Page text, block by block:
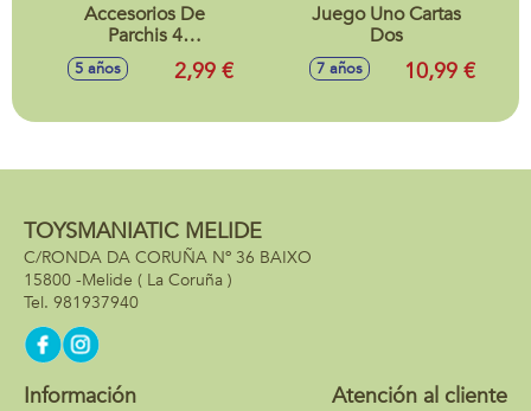
Accesorios De
Parchis 4
Jugadores En Caja
De Plastico
5 años 2,99 €
Juego Uno Cartas
Dos
7 años 10,99 €
TOYSMANIATIC MELIDE
C/RONDA DA CORUÑA Nº 36 BAIXO
15800 -Melide ( La Coruña )
981937940
Información Atención al cliente